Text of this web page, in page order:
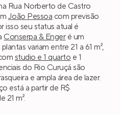
Rua Norberto de Castro
João Pessoa com previsão
seu status atual é
Conserpa & Engeré um
variam entre 21 a 61 m²,
studio e 1 quarto e 1
do Rio Curuçá são
e ampla área de lazer.
está a partir de R$
21 m².